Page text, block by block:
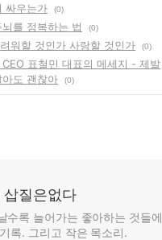
싸우는가
(0)
를 정복하는 법
(0)
워할 것인가 사랑할 것인가
(0)
CEO 표철민 대표의 메세지 - 제발
아도 괜찮아
(0)
삽질은없다
수록 늘어가는 좋아하는 것들에
록. 그리고 작은 목소리.